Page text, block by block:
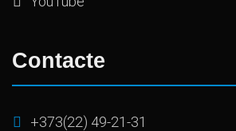
Contacte
+373(22) 49-21-31